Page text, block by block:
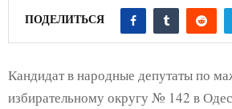
ПОДЕЛИТЬСЯ
Кандидат в народные депутаты по
избирательному округу № 142 в